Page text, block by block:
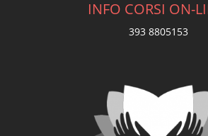
INFO CORSI ON-
393 8805153